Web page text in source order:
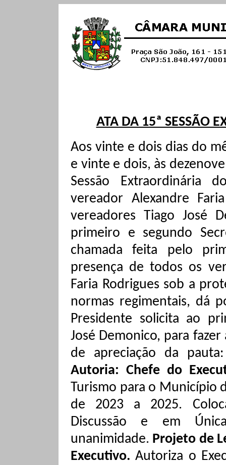
ATA DA 15ª SESSÃO
Aos vinte e dois dias do
e vinte e dois, às
Sessão Extraordinária
vereador Alexandre
vereadores Tiago José
primeiro e segundo
chamada feita pelo
presença de todos os
Faria Rodrigues sob a
normas regimentais, dá
Presidente solicita ao
José Demonico, para
de apreciação da
Autoria: Chefe do
Turismo para o Município
de 2023 a 2025.
Discussão e em
unanimidade. Projeto de
Executivo. Autoriza o